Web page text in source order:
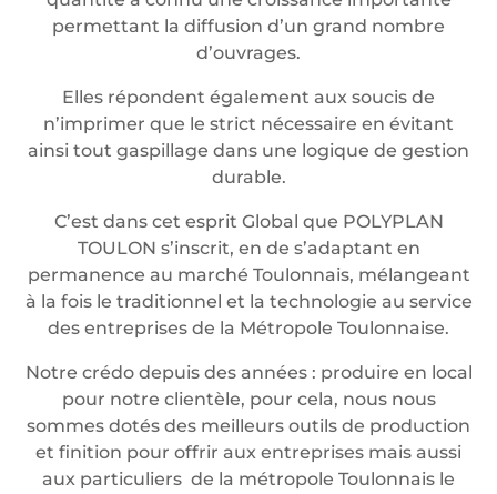
permettant la diffusion d’un grand nombre
d’ouvrages.
Elles répondent également aux soucis de
n’imprimer que le strict nécessaire en évitant
ainsi tout gaspillage dans une logique de gestion
durable.
C’est dans cet esprit Global que POLYPLAN
TOULON s’inscrit, en de s’adaptant en
permanence au marché Toulonnais, mélangeant
à la fois le traditionnel et la technologie au service
des entreprises de la Métropole Toulonnaise.
Notre crédo depuis des années : produire en local
pour notre clientèle, pour cela, nous nous
sommes dotés des meilleurs outils de production
et finition pour offrir aux entreprises mais aussi
aux particuliers de la métropole Toulonnais le